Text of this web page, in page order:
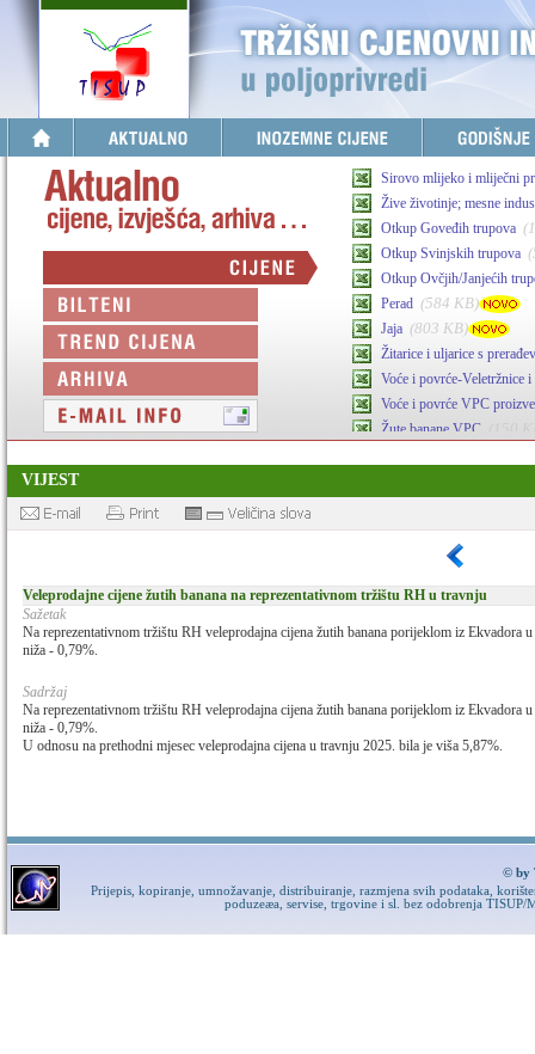
Sirovo mlijeko i mliječni
Žive životinje; mesne
Otkup Goveđih trupova
Otkup Svinjskih trupova
Otkup Ovčjih/Janjećih
Perad (584 KB)
Jaja (803 KB)
Žitarice i uljarice s
Voće i povrće-Veletržnice i
Voće i povrće VPC
Žute banane VPC
VIJEST
Veleprodajne cijene žutih banana na reprezentativnom tržištu RH u travnju
Sažetak
Na reprezentativnom tržištu RH veleprodajna cijena žutih banana porijeklom iz Ekvadora
niža - 0,79%.
Sadržaj
Na reprezentativnom tržištu RH veleprodajna cijena žutih banana porijeklom iz Ekvadora
niža - 0,79%.
U odnosu na prethodni mjesec veleprodajna cijena u travnju 2025. bila je viša 5,87%.
© by
Prijepis, kopiranje, umnožavanje, distribuiranje, razmjena svih podataka,
poduzeæa, servise, trgovine i sl. bez odobrenja